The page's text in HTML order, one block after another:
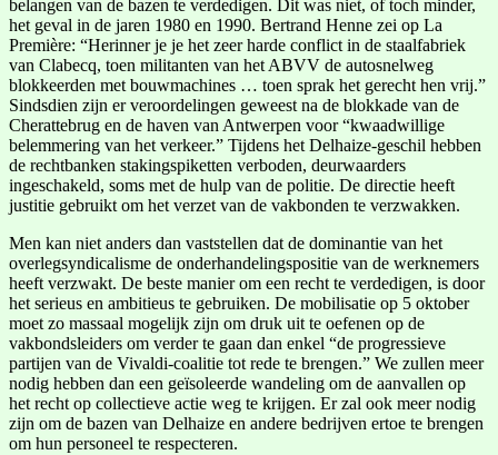
belangen van de bazen te verdedigen. Dit was niet, of toch minder,
het geval in de jaren 1980 en 1990. Bertrand Henne zei op La
Première: “Herinner je je het zeer harde conflict in de staalfabriek
van Clabecq, toen militanten van het ABVV de autosnelweg
blokkeerden met bouwmachines … toen sprak het gerecht hen vrij.”
Sindsdien zijn er veroordelingen geweest na de blokkade van de
Cherattebrug en de haven van Antwerpen voor “kwaadwillige
belemmering van het verkeer.” Tijdens het Delhaize-geschil hebben
de rechtbanken stakingspiketten verboden, deurwaarders
ingeschakeld, soms met de hulp van de politie. De directie heeft
justitie gebruikt om het verzet van de vakbonden te verzwakken.
Men kan niet anders dan vaststellen dat de dominantie van het
overlegsyndicalisme de onderhandelingspositie van de werknemers
heeft verzwakt. De beste manier om een recht te verdedigen, is door
het serieus en ambitieus te gebruiken. De mobilisatie op 5 oktober
moet zo massaal mogelijk zijn om druk uit te oefenen op de
vakbondsleiders om verder te gaan dan enkel “de progressieve
partijen van de Vivaldi-coalitie tot rede te brengen.” We zullen meer
nodig hebben dan een geïsoleerde wandeling om de aanvallen op
het recht op collectieve actie weg te krijgen. Er zal ook meer nodig
zijn om de bazen van Delhaize en andere bedrijven ertoe te brengen
om hun personeel te respecteren.